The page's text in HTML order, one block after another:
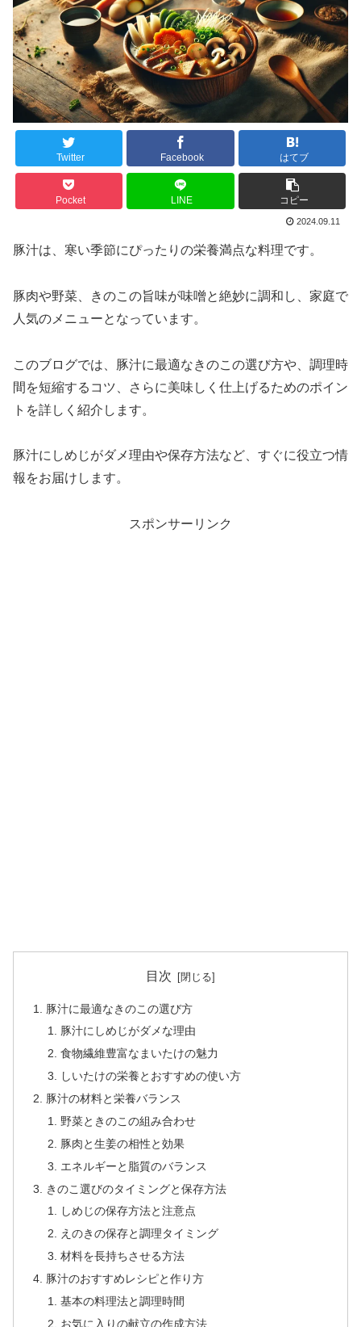
Twitter Facebook はてブ
Pocket LINE コピー
2024.09.11
豚汁は、寒い季節にぴったりの栄養満点な料理です。
豚肉や野菜、きのこの旨味が味噌と絶妙に調和し、家庭で
人気のメニューとなっています。
このブログでは、豚汁に最適なきのこの選び方や、調理時
間を短縮するコツ、さらに美味しく仕上げるためのポイン
トを詳しく紹介します。
豚汁にしめじがダメ理由や保存方法など、すぐに役立つ情
報をお届けします。
スポンサーリンク
目次
豚汁に最適なきのこの選び方
豚汁にしめじがダメな理由
食物繊維豊富なまいたけの魅力
しいたけの栄養とおすすめの使い方
豚汁の材料と栄養バランス
野菜ときのこの組み合わせ
豚肉と生姜の相性と効果
エネルギーと脂質のバランス
きのこ選びのタイミングと保存方法
しめじの保存方法と注意点
えのきの保存と調理タイミング
材料を長持ちさせる方法
豚汁のおすすめレシピと作り方
基本の料理法と調理時間
お気に入りの献立の作成方法